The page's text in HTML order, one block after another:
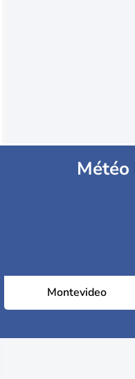
Montevideo